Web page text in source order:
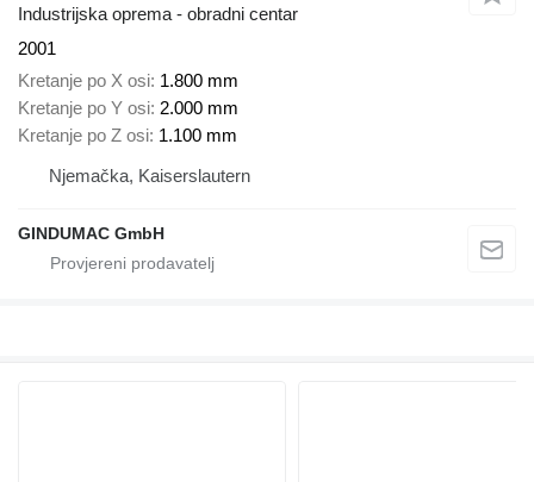
Industrijska oprema - obradni centar
2001
Kretanje po X osi 1.800 mm
Kretanje po Y osi 2.000 mm
Kretanje po Z osi 1.100 mm
Njemačka, Kaiserslautern
GINDUMAC GmbH